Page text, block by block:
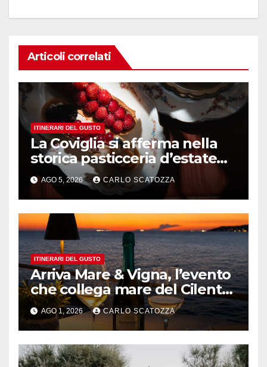
Articoli correlati
ITINERARI DEL GUSTO
La Coviglia si afferma nella
storica pasticceria d’estate
ma il top rimane la
sfogliatella, in diretta da
Pintauro
AGO 5, 2026 CARLO SCATOZZA
ITINERARI DEL GUSTO
Arriva Mare & Vigna, l’evento
che collega mare del Cilento
e vini irpini
AGO 1, 2026 CARLO SCATOZZA